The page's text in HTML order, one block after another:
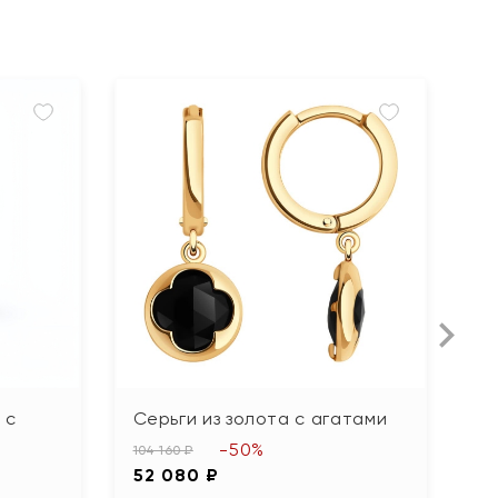
с
Серьги из золота с агатами
104 160 ₽
52 080 ₽
-50%